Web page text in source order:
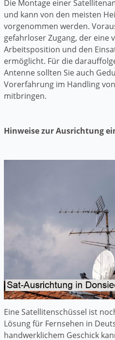
Die Montage einer
und kann von den meisten
vorgenommen werden.
gefahrloser Zugang, der eine
Arbeitsposition und den
ermöglicht. Für die
Antenne sollten Sie auch
Vorerfahrung im Handling
mitbringen.
Hinweise zur Ausrichtung
Eine Satellitenschüssel ist
Lösung für Fernsehen in
handwerklichem Geschick